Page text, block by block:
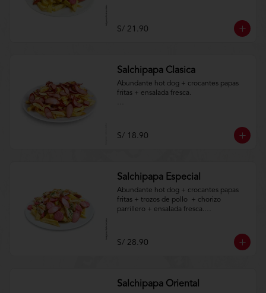
m/TYCGenerales
S/ 21.90
Salchipapa Clasica
Abundante hot dog + crocantes papas
fritas + ensalada fresca.
m/TYCGenerales
S/ 18.90
Salchipapa Especial
Abundante hot dog + crocantes papas
fritas + trozos de pollo  + chorizo
parrillero + ensalada fresca.
condiciones.https://www.lenaycarbon.co
m/TYCGenerales
S/ 28.90
Salchipapa Oriental